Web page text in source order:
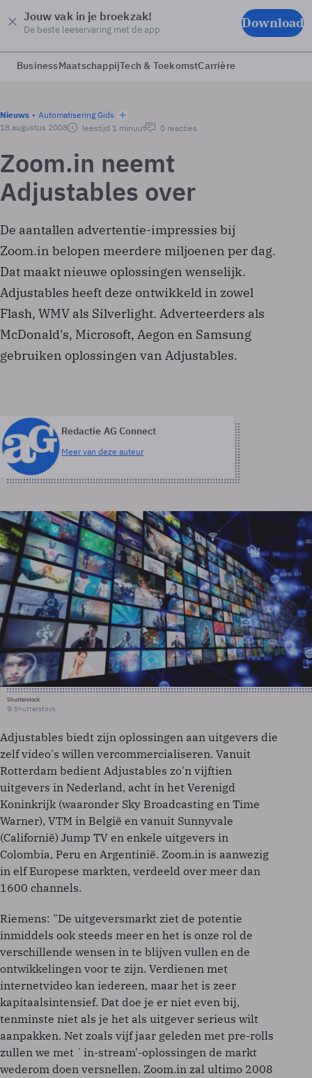
Jouw vak in je broekzak!
De beste leeservaring met de app Download
BusinessMaatschappijTech & ToekomstCarrière
Nieuws
Automatisering Gids
18 augustus 2008
leestijd 1 minuut 0 reacties
Zoom.in neemt
Adjustables over
De aantallen advertentie-impressies bij
Zoom.in belopen meerdere miljoenen per dag.
Dat maakt nieuwe oplossingen wenselijk.
Adjustables heeft deze ontwikkeld in zowel
Flash, WMV als Silverlight. Adverteerders als
McDonald's, Microsoft, Aegon en Samsung
gebruiken oplossingen van Adjustables.
Redactie AG Connect
Meer van deze auteur
Shutterstock
© Shutterstock
Adjustables biedt zijn oplossingen aan uitgevers die
zelf video's willen vercommercialiseren. Vanuit
Rotterdam bedient Adjustables zo'n vijftien
uitgevers in Nederland, acht in het Verenigd
Koninkrijk (waaronder Sky Broadcasting en Time
Warner), VTM in België en vanuit Sunnyvale
(Californië) Jump TV en enkele uitgevers in
Colombia, Peru en Argentinië. Zoom.in is aanwezig
in elf Europese markten, verdeeld over meer dan
1600 channels.
Riemens: "De uitgeversmarkt ziet de potentie
inmiddels ook steeds meer en het is onze rol de
verschillende wensen in te blijven vullen en de
ontwikkelingen voor te zijn. Verdienen met
internetvideo kan iedereen, maar het is zeer
kapitaalsintensief. Dat doe je er niet even bij,
tenminste niet als je het als uitgever serieus wilt
aanpakken. Net zoals vijf jaar geleden met pre-rolls
zullen we met `in-stream'-oplossingen de markt
wederom doen versnellen. Zoom.in zal ultimo 2008